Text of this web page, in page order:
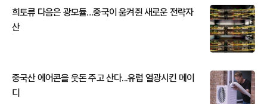
희토류 다음은 광모듈…중국이 움켜쥔 새로운 전략자
산
중국산 에어콘을 웃돈 주고 산다...유럽 열광시킨 메이
디